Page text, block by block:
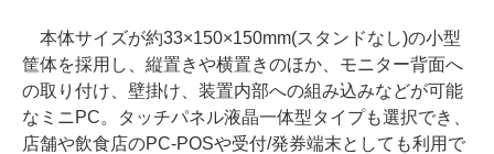
本体サイズが約33×150×150mm(スタンドなし)の小型
筐体を採用し、縦置きや横置きのほか、モニター背面へ
の取り付け、壁掛け、装置内部への組み込みなどが可能
なミニPC。タッチパネル液晶一体型タイプも選択でき、
店舗や飲食店のPC-POSや受付/発券端末としても利用で